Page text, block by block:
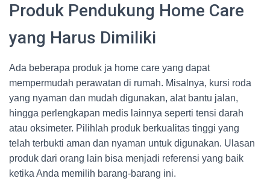
Produk Pendukung Home Care
yang Harus Dimiliki
Ada beberapa produk ja home care yang dapat
mempermudah perawatan di rumah. Misalnya, kursi roda
yang nyaman dan mudah digunakan, alat bantu jalan,
hingga perlengkapan medis lainnya seperti tensi darah
atau oksimeter. Pilihlah produk berkualitas tinggi yang
telah terbukti aman dan nyaman untuk digunakan. Ulasan
produk dari orang lain bisa menjadi referensi yang baik
ketika Anda memilih barang-barang ini.